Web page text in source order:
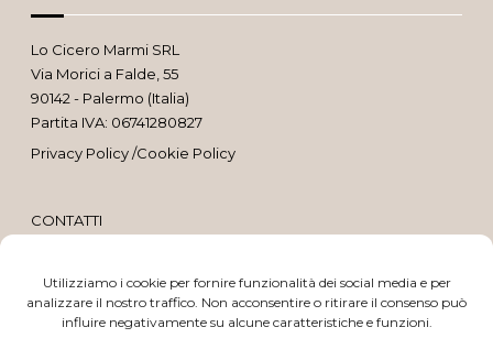
Utilizziamo i cookie per fornire funzionalità dei social media e per
analizzare il nostro traffico. Non acconsentire o ritirare il consenso può
influire negativamente su alcune caratteristiche e funzioni.
Lo Cicero Marmi SRL
Via Morici a Falde, 55
90142 - Palermo (Italia)
Partita IVA: 06741280827
Privacy Policy/Cookie Policy
CONTATTI
091 637 2065